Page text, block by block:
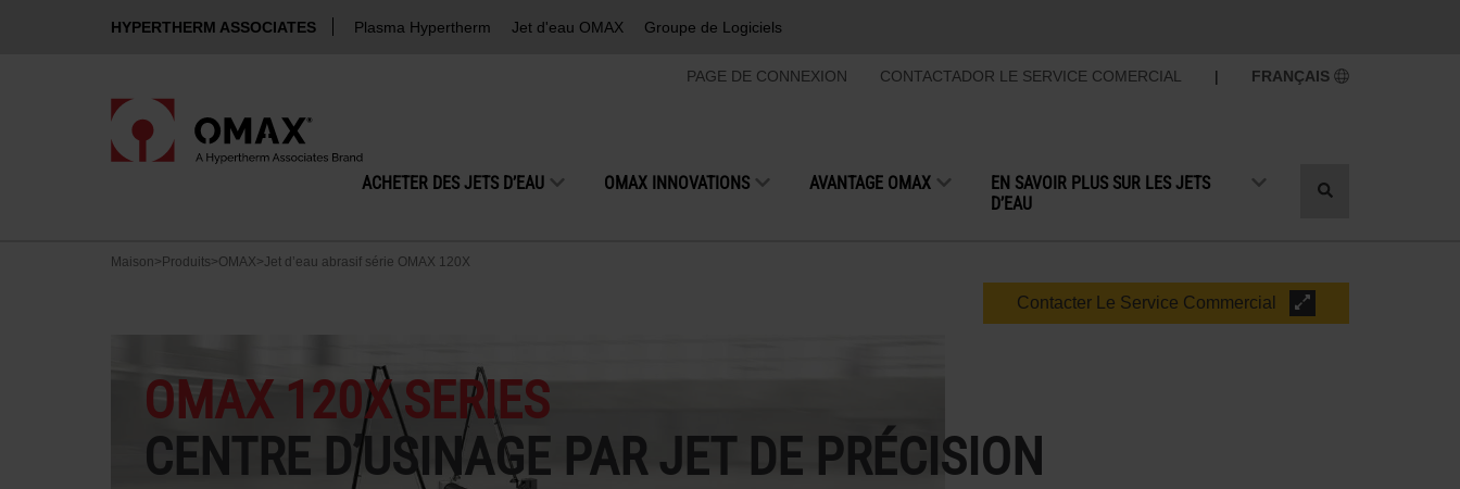
HYPERTHERM ASSOCIATES Plasma Hypertherm Jet d'eau OMAX Groupe de Logiciels
PAGE DE CONNEXION CONTACTADOR LE SERVICE COMERCIAL | FRANÇAIS
ACHETER DES JETS D’EAU OMAX INNOVATIONS AVANTAGE OMAX
EN SAVOIR PLUS SUR LES JETS
D’EAU
Recherche
Maison> Produits>OMAX>Jet d’eau abrasif série OMAX 120X
Contacter Le Service Commercial
OMAX 120X SERIES
CENTRE D’USINAGE PAR JET DE PRÉCISION